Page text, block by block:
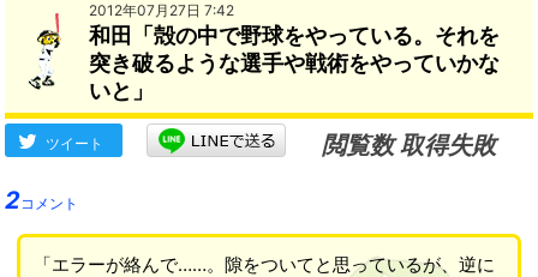
2012年07月27日 7:42
和田「殻の中で野球をやっている。それを
突き破るような選手や戦術をやっていかな
いと」
ツイート
閲覧数 取得失敗
2コメント
「エラーが絡んで……。隙をついてと思っているが、逆に